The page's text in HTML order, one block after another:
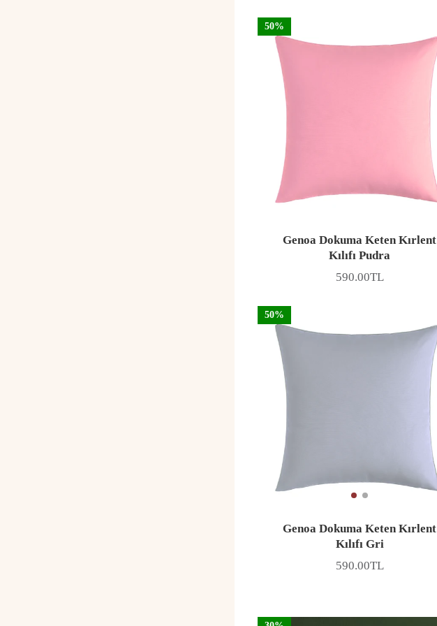
50%
Genoa Dokuma Keten Kırlent
Kılıfı Pudra
Fiyat
590.00TL
50%
Genoa Dokuma Keten Kırlent
Kılıfı Gri
Fiyat
590.00TL